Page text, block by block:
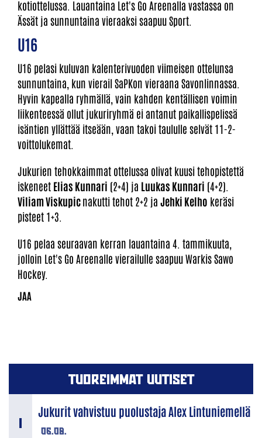
kotiottelussa. Lauantaina Let's Go Areenalla vastassa on
Ässät ja sunnuntaina vieraaksi saapuu Sport.
U16
U16 pelasi kuluvan kalenterivuoden viimeisen ottelunsa
sunnuntaina, kun vierail SaPKon vieraana Savonlinnassa.
Hyvin kapealla ryhmällä, vain kahden kentällisen voimin
liikenteessä ollut jukuriryhmä ei antanut paikallispelissä
isäntien yllättää itseään, vaan takoi taululle selvät 11-2-
voittolukemat.
Jukurien tehokkaimmat ottelussa olivat kuusi tehopistettä
iskeneet Elias Kunnari (2+4) ja Luukas Kunnari (4+2).
Viliam Viskupicnakutti tehot 2+2 ja Jehki Kelho keräsi
pisteet 1+3.
U16 pelaa seuraavan kerran lauantaina 4. tammikuuta,
jolloin Let's Go Areenalle vierailulle saapuu Warkis Sawo
Hockey.
TUOREIMMAT UUTISET
06.08.
Jukurit vahvistuu puolustaja Alex Lintuniemellä